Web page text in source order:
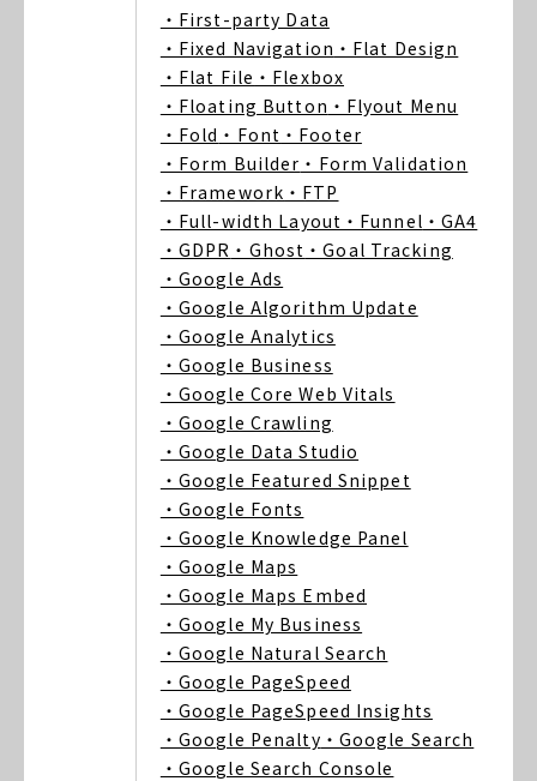
・First-party Data
・Fixed Navigation ・Flat Design
・Flat File ・Flexbox
・Floating Button ・Flyout Menu
・Fold ・Font ・Footer
・Form Builder ・Form Validation
・Framework ・FTP
・Full-width Layout ・Funnel ・GA4
・GDPR ・Ghost ・Goal Tracking
・Google Ads
・Google Algorithm Update
・Google Analytics
・Google Business
・Google Core Web Vitals
・Google Crawling
・Google Data Studio
・Google Featured Snippet
・Google Fonts
・Google Knowledge Panel
・Google Maps
・Google Maps Embed
・Google My Business
・Google Natural Search
・Google PageSpeed
・Google PageSpeed Insights
・Google Penalty ・Google Search
・Google Search Console